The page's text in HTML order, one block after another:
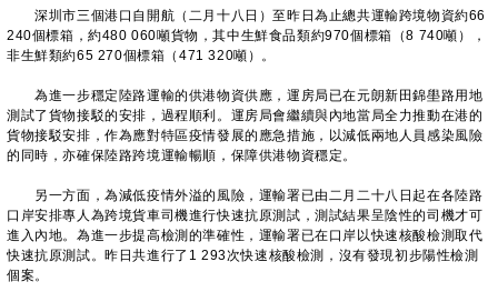
深圳市三個港口自開航（二月十八日）至昨日為止總共運輸跨境物資約66
240個標箱，約480 060噸貨物，其中生鮮食品類約970個標箱（8 740噸），
非生鮮類約65 270個標箱（471 320噸）。
為進一步穩定陸路運輸的供港物資供應，運房局已在元朗新田錦壆路用地
測試了貨物接駁的安排，過程順利。運房局會繼續與內地當局全力推動在港的
貨物接駁安排，作為應對特區疫情發展的應急措施，以減低兩地人員感染風險
的同時，亦確保陸路跨境運輸暢順，保障供港物資穩定。
另一方面，為減低疫情外溢的風險，運輸署已由二月二十八日起在各陸路
口岸安排專人為跨境貨車司機進行快速抗原測試，測試結果呈陰性的司機才可
進入內地。為進一步提高檢測的準確性，運輸署已在口岸以快速核酸檢測取代
快速抗原測試。昨日共進行了1 293次快速核酸檢測，沒有發現初步陽性檢測
個案。